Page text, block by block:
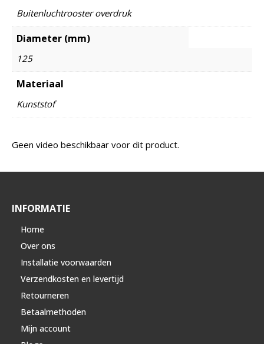
Buitenluchtrooster overdruk
Diameter (mm)
125
Materiaal
Kunststof
Geen video beschikbaar voor dit product.
INFORMATIE
Home
Over ons
Installatie voorwaarden
Verzendkosten en levertijd
Retourneren
Betaalmethoden
Mijn account